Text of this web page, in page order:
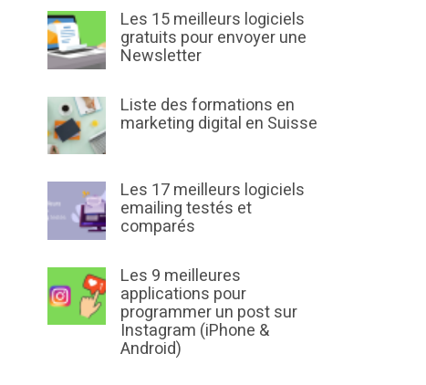
Les 15 meilleurs logiciels
gratuits pour envoyer une
Newsletter
Liste des formations en
marketing digital en Suisse
Les 17 meilleurs logiciels
emailing testés et
comparés
Les 9 meilleures
applications pour
programmer un post sur
Instagram (iPhone &
Android)